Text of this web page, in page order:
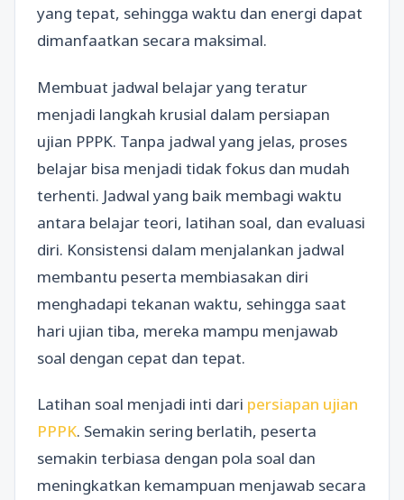
yang tepat, sehingga waktu dan energi dapat
dimanfaatkan secara maksimal.
Membuat jadwal belajar yang teratur
menjadi langkah krusial dalam persiapan
ujian PPPK. Tanpa jadwal yang jelas, proses
belajar bisa menjadi tidak fokus dan mudah
terhenti. Jadwal yang baik membagi waktu
antara belajar teori, latihan soal, dan evaluasi
diri. Konsistensi dalam menjalankan jadwal
membantu peserta membiasakan diri
menghadapi tekanan waktu, sehingga saat
hari ujian tiba, mereka mampu menjawab
soal dengan cepat dan tepat.
Latihan soal menjadi inti dari persiapan ujian
PPPK. Semakin sering berlatih, peserta
semakin terbiasa dengan pola soal dan
meningkatkan kemampuan menjawab secara